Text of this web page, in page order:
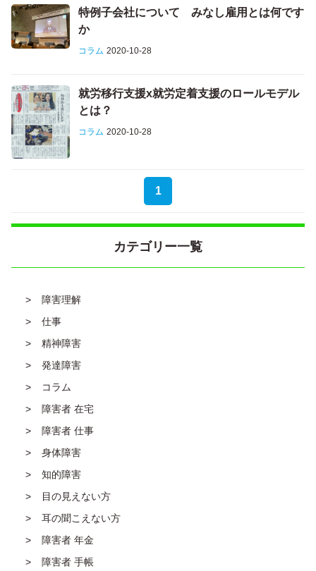
カテゴリー一覧
障害理解
仕事
精神障害
発達障害
コラム
障害者 在宅
障害者 仕事
身体障害
知的障害
目の見えない方
耳の聞こえない方
障害者 年金
障害者 手帳
特例子会社について みなし雇用とは何です
か
コラム 2020-10-28
就労移行支援x就労定着支援のロールモデル
とは？
コラム 2020-10-28
1